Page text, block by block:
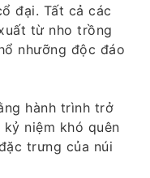
đại. Tất cả các
từ ​​nho trồng
nhưỡng độc đáo
hành trình trở
niệm khó quên
trưng của núi